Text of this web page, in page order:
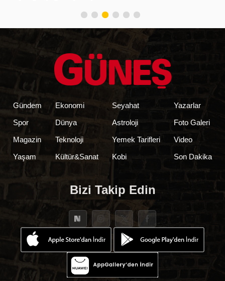
Gündem
Spor
Magazin
Yaşam
Ekonomi
Dünya
Teknoloji
Kültür&Sanat
Seyahat
Astroloji
Yemek Tarifleri
Kobi
Yazarlar
Foto Galeri
Video
Son Dakika
Bizi Takip Edin